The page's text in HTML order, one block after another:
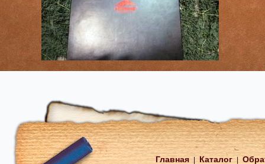
Главная Каталог